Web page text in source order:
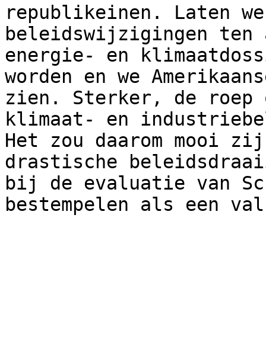
republikeinen. Laten
beleidswijzigingen ten
energie- en
worden en we
zien. Sterker, de roep
klimaat- en
Het zou daarom mooi
drastische
bij de evaluatie van